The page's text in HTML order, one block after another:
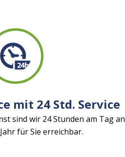
mit 24 Std. Service
sind wir 24 Stunden am Tag an
für Sie erreichbar.